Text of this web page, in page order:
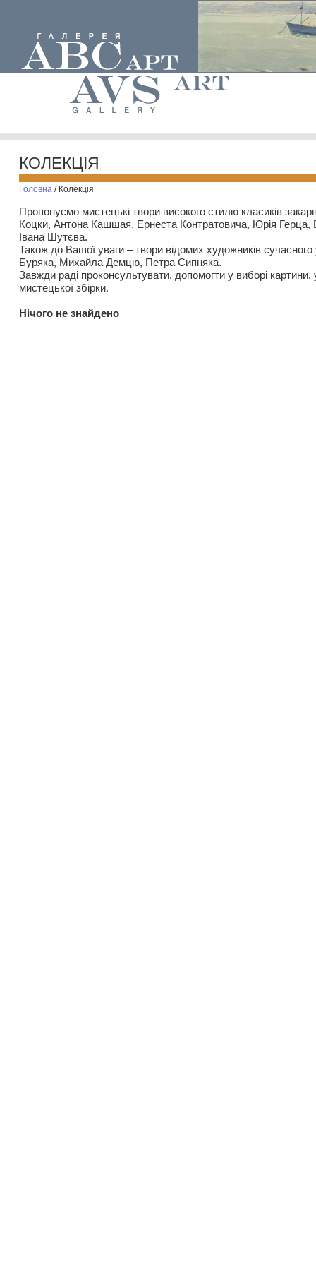
КОЛЕКЦІЯ
Головна / Колекція
Пропонуємо мистецькі твори високого стилю класиків
Коцки, Антона Кашшая, Ернеста Контратовича, Юрія
Івана Шутєва.
Також до Вашої уваги – твори відомих художників
Буряка, Михайла Демцю, Петра Сипняка.
Завжди раді проконсультувати, допомогти у виборі картини,
мистецької збірки.
Нiчого не знайдено